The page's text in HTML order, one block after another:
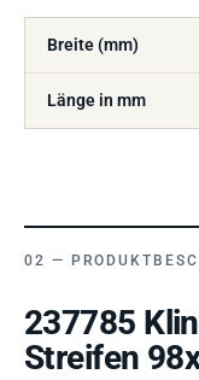
Breite (mm)
Länge in mm
237785
Streifen